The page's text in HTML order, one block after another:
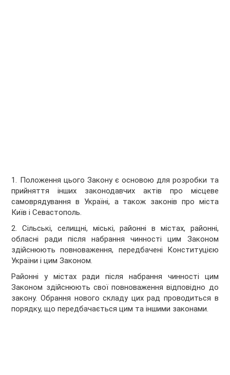
1. Положення цього Закону є основою для розробки та
прийняття інших законодавчих актів про місцеве
самоврядування в Україні, а також законів про міста
Київ і Севастополь.
2. Сільські, селищні, міські, районні в містах, районні,
обласні ради після набрання чинності цим Законом
здійснюють повноваження, передбачені Конституцією
України і цим Законом.
Районні у містах ради після набрання чинності цим
Законом здійснюють свої повноваження відповідно до
закону. Обрання нового складу цих рад проводиться в
порядку, що передбачається цим та іншими законами.